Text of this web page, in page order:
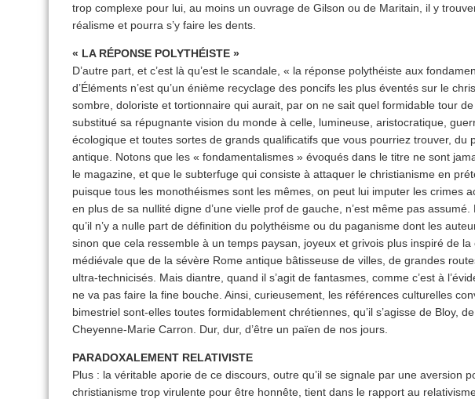
trop complexe pour lui, au moins un ouvrage de Gilson ou de Maritain, il y
réalisme et pourra s’y faire les dents.
« LA RÉPONSE POLYTHÉISTE »
D’autre part, et c’est là qu’est le scandale, « la réponse polythéiste aux
d’Éléments n’est qu’un énième recyclage des poncifs les plus éventés sur le
sombre, doloriste et tortionnaire qui aurait, par on ne sait quel formidable tour de
substitué sa répugnante vision du monde à celle, lumineuse, aristocratique,
écologique et toutes sortes de grands qualificatifs que vous pourriez trouver, du
antique. Notons que les « fondamentalismes » évoqués dans le titre ne sont
le magazine, et que le subterfuge qui consiste à attaquer le christianisme en
puisque tous les monothéismes sont les mêmes, on peut lui imputer les crimes
en plus de sa nullité digne d’une vielle prof de gauche, n’est même pas
qu’il n’y a nulle part de définition du polythéisme ou du paganisme dont les
sinon que cela ressemble à un temps paysan, joyeux et grivois plus inspiré de la
médiévale que de la sévère Rome antique bâtisseuse de villes, de grandes
ultra-technicisés. Mais diantre, quand il s’agit de fantasmes, comme c’est à
ne va pas faire la fine bouche. Ainsi, curieusement, les références culturelles
bimestriel sont-elles toutes formidablement chrétiennes, qu’il s’agisse de Bloy,
Cheyenne-Marie Carron. Dur, dur, d’être un païen de nos jours.
PARADOXALEMENT RELATIVISTE
Plus : la véritable aporie de ce discours, outre qu’il se signale par une aversion
christianisme trop virulente pour être honnête, tient dans le rapport au relativisme